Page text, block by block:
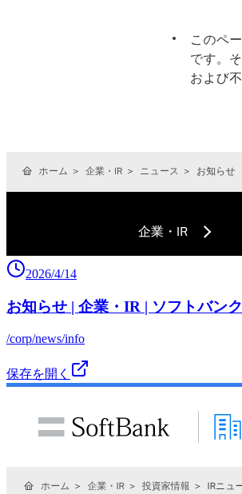
2026/4/14
お知らせ | 企業・IR | ソフトバンク
/corp/news/info
保存を開く